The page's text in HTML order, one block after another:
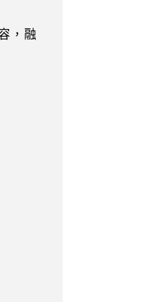
，融